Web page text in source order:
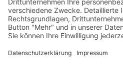
Mitglied werden
Mitglieder-Login